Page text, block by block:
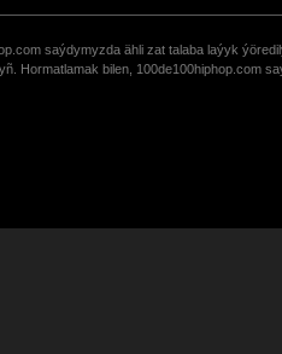
saýdymyzda ähli zat talaba laýyk
Hormatlamak bilen, 100de100hiphop.com